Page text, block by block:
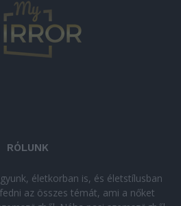
RÓLUNK
életkorban is, és életstílusban
az összes témát, ami a nőket